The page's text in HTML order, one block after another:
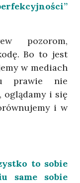
pozorom,
Bo to jest
w mediach
prawie nie
oglądamy i się
i w
to sobie
same sobie